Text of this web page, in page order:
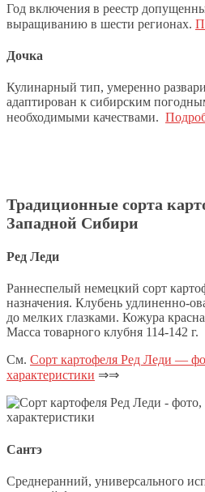
Год включения в реестр
выращиванию в шести регионах.
Дочка
Кулинарный тип, умеренно
адаптирован к сибирским
необходимыми качествами.
Традиционные сорта
Западной Сибири
Ред Леди
Раннеспелый немецкий сорт
назначения. Клубень удлиненно-
до мелких глазками. Кожура
Масса товарного клубня 114-142 г.
См. Сорт картофеля Ред Леди —
характеристики ⇒⇒
Сантэ
Среднеранний, универсального